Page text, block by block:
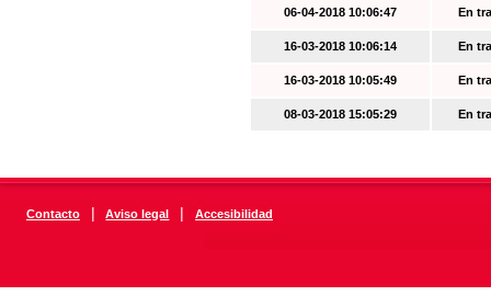
06-04-2018 10:06:47 En
16-03-2018 10:06:14 En
16-03-2018 10:05:49 En
08-03-2018 15:05:29 En
Contacto | Aviso legal | Accesibilidad